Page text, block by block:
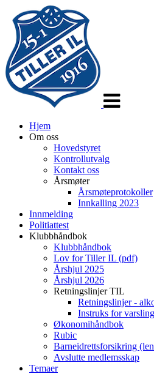
Hjem
Om oss
Hovedstyret
Kontrollutvalg
Kontakt oss
Årsmøter
Årsmøteprotokoller
Innkalling 2023
Innmelding
Politiattest
Klubbhåndbok
Klubbhåndbok
Lov for Tiller IL (pdf)
Årshjul 2025
Årshjul 2026
Retningslinjer TIL
Retningslinjer -
Instruks for varsling
Økonomihåndbok
Rubic
Barneidrettsforsikring
Avslutte medlemsskap
Temaer